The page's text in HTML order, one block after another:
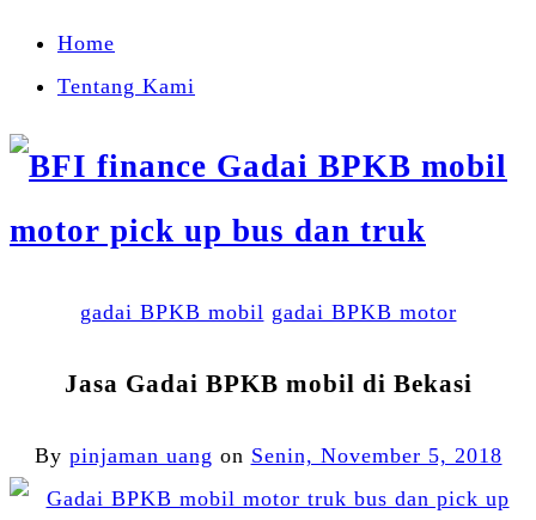
Home
Tentang Kami
gadai BPKB mobil gadai BPKB motor
Jasa Gadai BPKB mobil di Bekasi
By pinjaman uang on Senin, November 5, 2018